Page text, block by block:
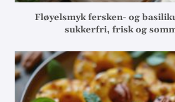
Fløyelsmyk fersken- og
sukkerfri, frisk og